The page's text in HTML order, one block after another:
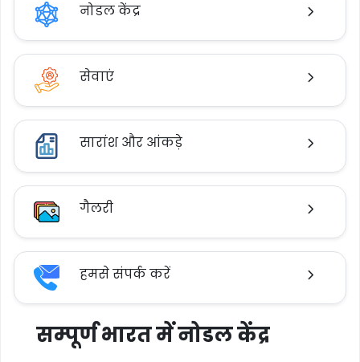
नोडल केंद्र
सेवाएं
सारांश और आंकड़े
गैलरी
हमसे संपर्क करें
सम्पूर्ण भारत में नोडल केंद्र